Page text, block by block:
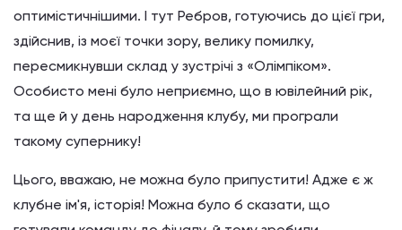
оптимістичнішими. І тут Ребров, готуючись до цієї гри,
здійснив, із моєї точки зору, велику помилку,
пересмикнувши склад у зустрічі з «Олімпіком».
Особисто мені було неприємно, що в ювілейний рік,
та ще й у день народження клубу, ми програли
такому супернику!
Цього, вважаю, не можна було припустити! Адже є ж
клубне ім'я, історія! Можна було б сказати, що